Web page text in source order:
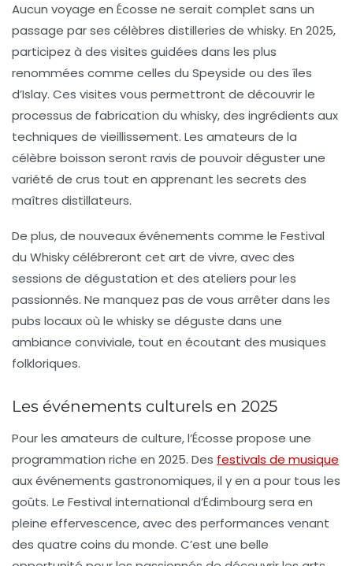
Aucun voyage en Écosse ne serait complet sans un
passage par ses célèbres distilleries de whisky. En 2025,
participez à des visites guidées dans les plus
renommées comme celles du Speyside ou des îles
d’Islay. Ces visites vous permettront de découvrir le
processus de fabrication du whisky, des ingrédients aux
techniques de vieillissement. Les amateurs de la
célèbre boisson seront ravis de pouvoir déguster une
variété de crus tout en apprenant les secrets des
maîtres distillateurs.
De plus, de nouveaux événements comme le Festival
du Whiskycélébreront cet art de vivre, avec des
sessions de dégustation et des ateliers pour les
passionnés. Ne manquez pas de vous arrêter dans les
pubs locaux où le whisky se déguste dans une
ambiance conviviale, tout en écoutant des musiques
folkloriques.
Les événements culturels en 2025
Pour les amateurs de culture, l’Écosse propose une
programmation riche en 2025. Des festivals de musique
aux événements gastronomiques, il y en a pour tous les
goûts. Le Festival international d’Édimbourg sera en
pleine effervescence, avec des performances venant
des quatre coins du monde. C’est une belle